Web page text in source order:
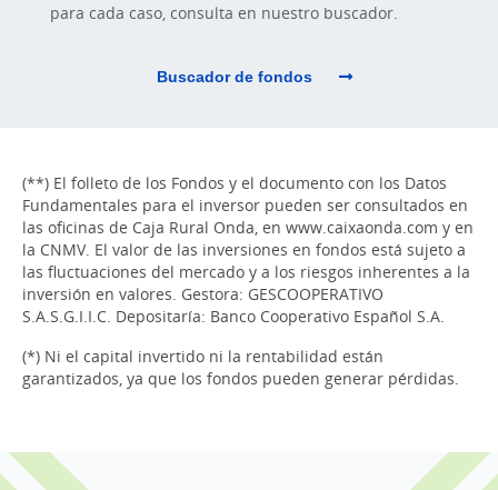
para cada caso, consulta en nuestro buscador.
Buscador de fondos
(**) El folleto de los Fondos y el documento con los Datos
Fundamentales para el inversor pueden ser consultados en
las oficinas de Caja Rural Onda, en www.caixaonda.com y en
la CNMV. El valor de las inversiones en fondos está sujeto a
las fluctuaciones del mercado y a los riesgos inherentes a la
inversión en valores. Gestora: GESCOOPERATIVO
S.A.S.G.I.I.C. Depositaría: Banco Cooperativo Español S.A.
(*) Ni el capital invertido ni la rentabilidad están
garantizados, ya que los fondos pueden generar pérdidas.